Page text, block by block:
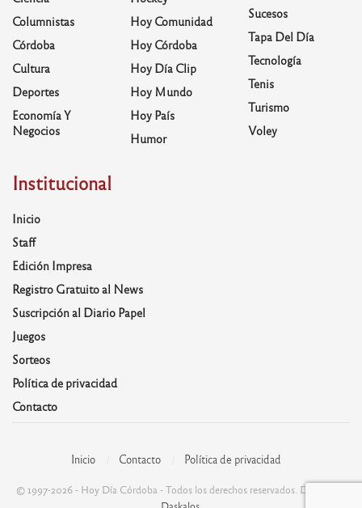
Columnistas
Córdoba
Cultura
Deportes
Economía Y
Negocios
Hoy Comunidad
Hoy Córdoba
Hoy Día Clip
Hoy Mundo
Hoy País
Humor
Sucesos
Tapa Del Día
Tecnología
Tenis
Turismo
Voley
Institucional
Inicio
Staff
Edición Impresa
Registro Gratuito al News
Suscripción al Diario Papel
Juegos
Sorteos
Política de privacidad
Contacto
Inicio Contacto Política de privacidad
© 1997-2026 - Hoy Día Córdoba - Todos los derechos reservados. Desarrolla: